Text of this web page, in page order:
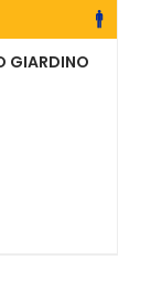
GIARDINO